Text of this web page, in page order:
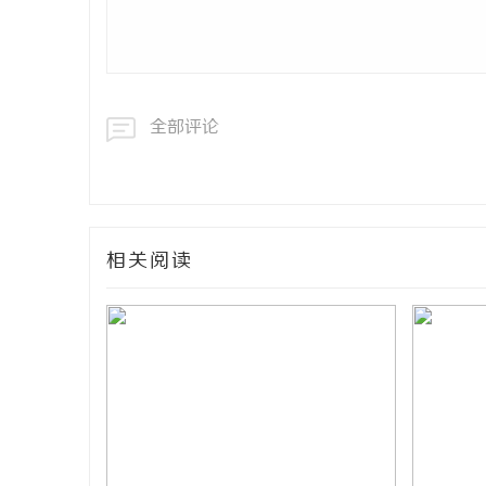
全部评论
相关阅读